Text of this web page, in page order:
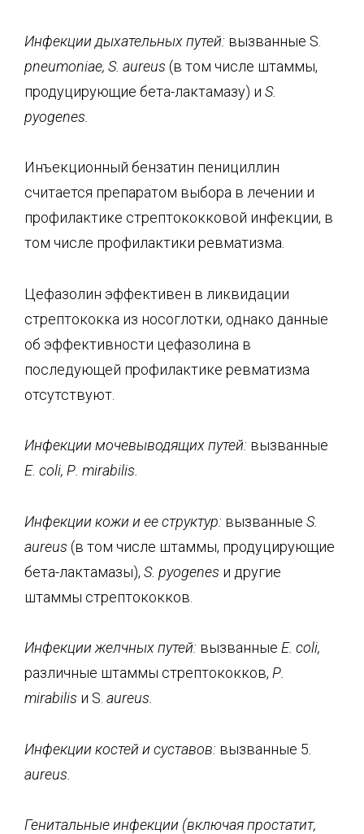
Инфекции дыхательных путей: вызванные S.
pneumoniae, S. aureus (в том числе штаммы,
продуцирующие бета-лактамазу) и S.
pyogenes
Инъекционный бензатин пенициллин
считается препаратом выбора в лечении и
профилактике стрептококковой инфекции, в
том числе профилактики ревматизма.
Цефазолин эффективен в ликвидации
стрептококка из носоглотки, однако данные
об эффективности цефазолина в
последующей профилактике ревматизма
отсутствуют.
Инфекции мочевыводящих путей: вызванные
Е. coli, Р. mirabilis
Инфекции кожи и ее структур: вызванные S.
aureus (в том числе штаммы, продуцирующие
бета-лактамазы), S. pyogenes и другие
штаммы стрептококков.
Инфекции желчных путей: вызванные Е. coli,
различные штаммы стрептококков, Р.
mirabilis и S. aureus
Инфекции костей и суставов: вызванные 5.
aureus
Генитальные инфекции (включая простатит,